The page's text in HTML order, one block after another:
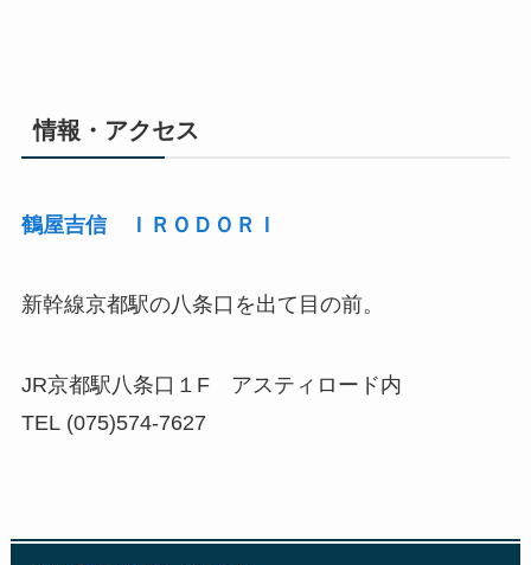
情報・アクセス
鶴屋吉信 ＩＲＯＤＯＲＩ
新幹線京都駅の八条口を出て目の前。
JR京都駅八条口１F アスティロード内
TEL (075)574-7627